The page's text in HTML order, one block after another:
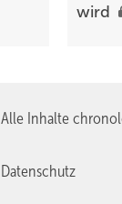
wird
Alle Inhalte
Datenschutz